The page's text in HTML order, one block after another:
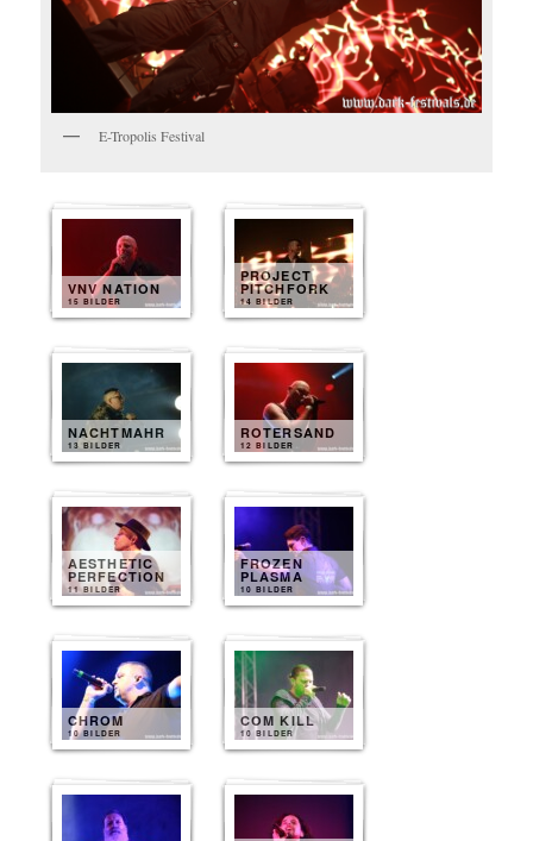
E-Tropolis Festival
VNV NATION
15 BILDER
PROJECT
PITCHFORK
14 BILDER
NACHTMAHR
13 BILDER
ROTERSAND
12 BILDER
AESTHETIC
PERFECTION
11 BILDER
FROZEN
PLASMA
10 BILDER
CHROM
10 BILDER
COM KILL
10 BILDER